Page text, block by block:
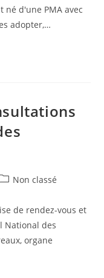
d'une PMA avec
adopter,…
Non classé
de rendez-vous et
National des
organe